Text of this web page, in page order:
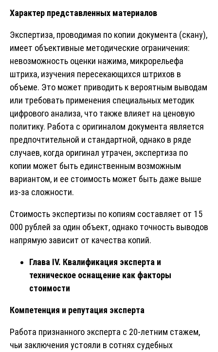
Характер представленных материалов
Экспертиза, проводимая по копии документа (скану),
имеет объективные методические ограничения:
невозможность оценки нажима, микрорельефа
штриха, изучения пересекающихся штрихов в
объеме. Это может приводить к вероятным выводам
или требовать применения специальных методик
цифрового анализа, что также влияет на ценовую
политику. Работа с оригиналом документа является
предпочтительной и стандартной, однако в ряде
случаев, когда оригинал утрачен, экспертиза по
копии может быть единственным возможным
вариантом, и ее стоимость может быть даже выше
из-за сложности.
Стоимость экспертизы по копиям составляет от 15
000 рублей за один объект, однако точность выводов
напрямую зависит от качества копий.
Глава IV. Квалификация эксперта и
техническое оснащение как факторы
стоимости
Компетенция и репутация эксперта
Работа признанного эксперта с 20-летним стажем,
чьи заключения устояли в сотнях судебных